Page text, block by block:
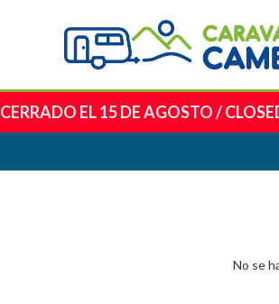
CERRADO EL 15 DE AGOSTO/
No se